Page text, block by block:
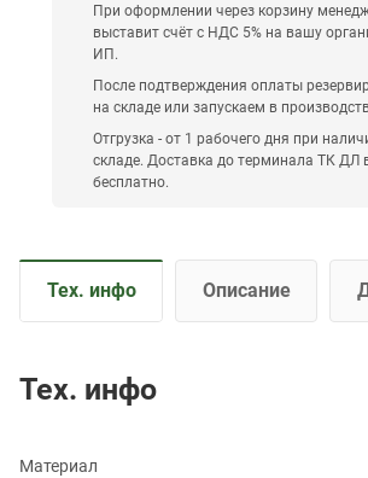
При оформлении через корзину
выставит счёт с НДС 5% на вашу
ИП.
После подтверждения оплаты
на складе или запускаем в
Отгрузка - от 1 рабочего дня при
складе. Доставка до терминала ТК ДЛ
бесплатно.
Тех. инфо Описание
Тех. инфо
Материал